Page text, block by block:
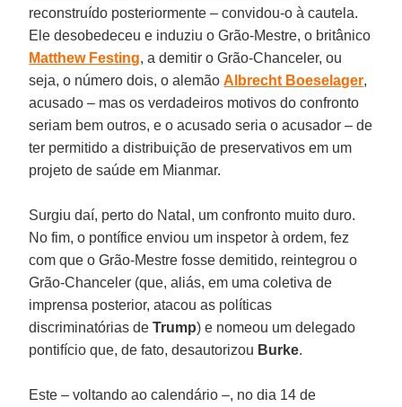
reconstruído posteriormente – convidou-o à cautela.
Ele desobedeceu e induziu o Grão-Mestre, o britânico
Matthew Festing, a demitir o Grão-Chanceler, ou
seja, o número dois, o alemãoAlbrecht Boeselager,
acusado – mas os verdadeiros motivos do confronto
seriam bem outros, e o acusado seria o acusador – de
ter permitido a distribuição de preservativos em um
projeto de saúde em Mianmar.
Surgiu daí, perto do Natal, um confronto muito duro.
No fim, o pontífice enviou um inspetor à ordem, fez
com que o Grão-Mestre fosse demitido, reintegrou o
Grão-Chanceler (que, aliás, em uma coletiva de
imprensa posterior, atacou as políticas
discriminatórias deTrump) e nomeou um delegado
pontifício que, de fato, desautorizou Burke.
Este – voltando ao calendário –, no dia 14 de